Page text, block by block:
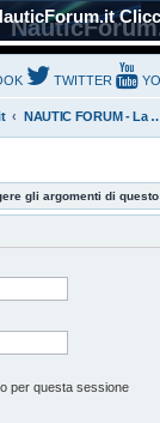
TWITTER
NAUTIC FORUM - La
gli argomenti di questo
per questa sessione